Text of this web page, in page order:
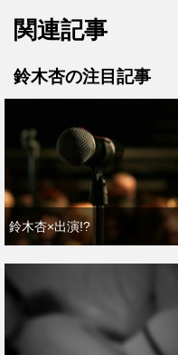
関連記事
鈴木杏の注目記事
鈴木杏×出演!?